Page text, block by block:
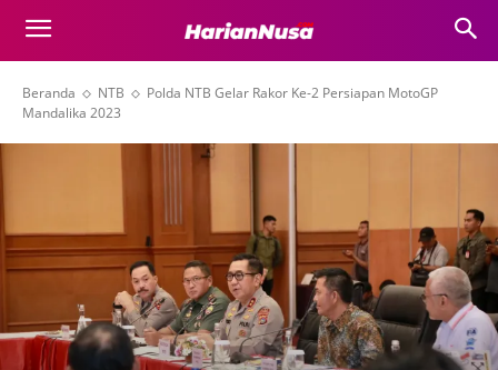
Beranda NTB
Polda NTB Gelar Rakor Ke-2 Persiapan MotoGP
Mandalika 2023